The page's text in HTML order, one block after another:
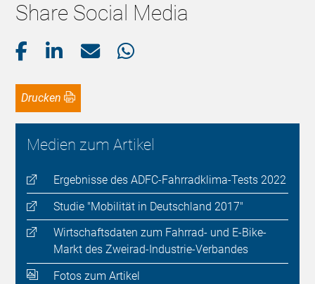
Share Social Media
Drucken
Medien zum Artikel
Ergebnisse des ADFC-Fahrradklima-Tests 2022
Studie "Mobilität in Deutschland 2017"
Wirtschaftsdaten zum Fahrrad- und E-Bike-
Markt des Zweirad-Industrie-Verbandes
Fotos zum Artikel